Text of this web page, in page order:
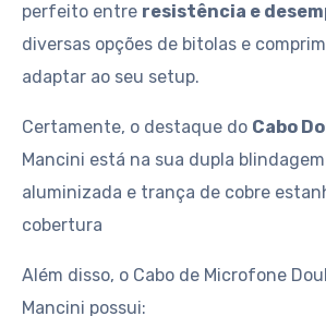
perfeito entre resistência e
diversas opções de bitolas e
adaptar ao seu setup.
Certamente, o destaque do Cabo
Mancini está na sua dupla
aluminizada e trança de cobre
cobertura
Além disso, o Cabo de Microfone
Mancini possui: